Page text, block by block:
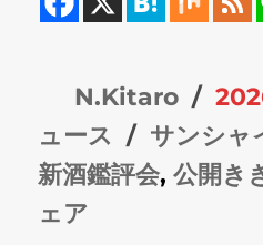
投
稿
者
N.Kitaro
投
稿
日:
ュース
タ
グ
サンシャ
新酒鑑評会,公開き
ェア